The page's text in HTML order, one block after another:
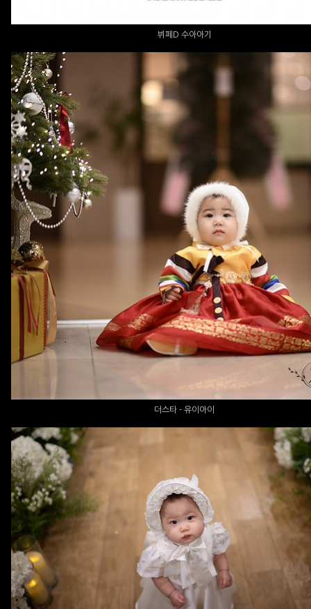
뷔페D 수아아기
더스타 - 유이아이
더스타 - 유이아이
클레이디(뷔페D)-서현아기